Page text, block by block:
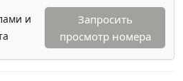
и
Запросить
просмотр номера